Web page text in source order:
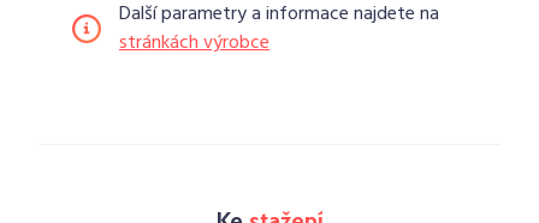
Další parametry a informace najdete na
stránkách výrobce